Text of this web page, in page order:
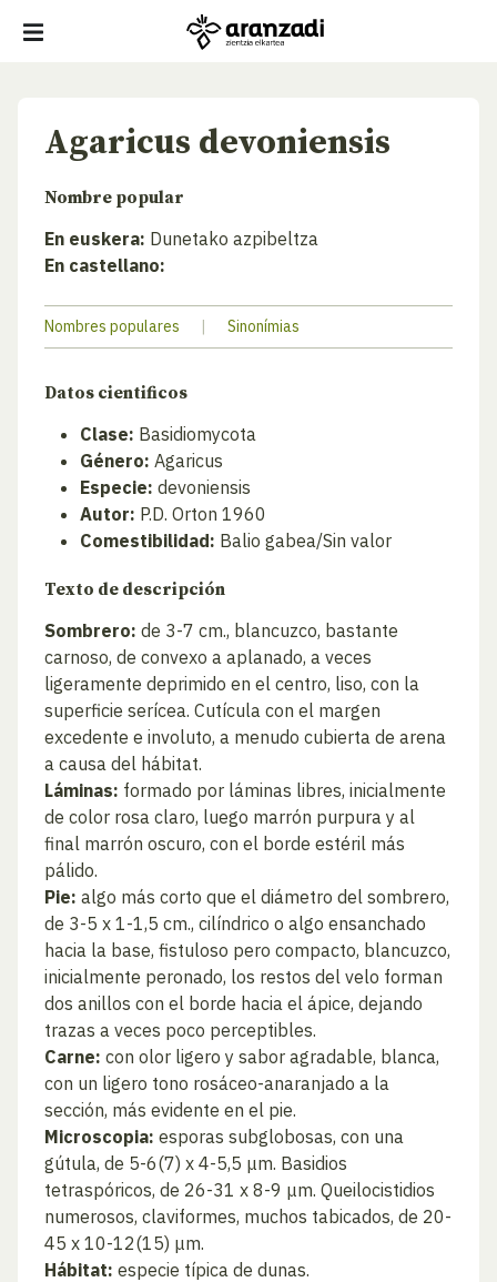
Agaricus devoniensis
Nombre popular
En euskera: Dunetako azpibeltza
En castellano:
Nombres populares | Sinonímias
Datos cientificos
Clase: Basidiomycota
Género: Agaricus
Especie: devoniensis
Autor: P.D. Orton 1960
Comestibilidad: Balio gabea/Sin valor
Texto de descripción
Sombrero: de 3-7 cm., blancuzco, bastante
carnoso, de convexo a aplanado, a veces
ligeramente deprimido en el centro, liso, con la
superficie serícea. Cutícula con el margen
excedente e involuto, a menudo cubierta de arena
a causa del hábitat.
Láminas: formado por láminas libres, inicialmente
de color rosa claro, luego marrón purpura y al
final marrón oscuro, con el borde estéril más
pálido.
Pie: algo más corto que el diámetro del sombrero,
de 3-5 x 1-1,5 cm., cilíndrico o algo ensanchado
hacia la base, fistuloso pero compacto, blancuzco,
inicialmente peronado, los restos del velo forman
dos anillos con el borde hacia el ápice, dejando
trazas a veces poco perceptibles.
Carne: con olor ligero y sabor agradable, blanca,
con un ligero tono rosáceo-anaranjado a la
sección, más evidente en el pie.
Microscopia: esporas subglobosas, con una
gútula, de 5-6(7) x 4-5,5 μm. Basidios
tetraspóricos, de 26-31 x 8-9 μm. Queilocistidios
numerosos, claviformes, muchos tabicados, de 20-
45 x 10-12(15) μm.
Hábitat: especie típica de dunas.